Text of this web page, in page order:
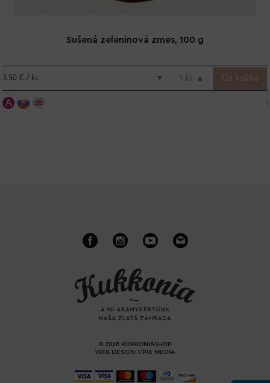
Sušená zeleninová zmes, 100 g
3.50 € / ks ▼ ks ▲
© 2026 KUKKONIASHOP
WEB DESIGN: EPIX MEDIA